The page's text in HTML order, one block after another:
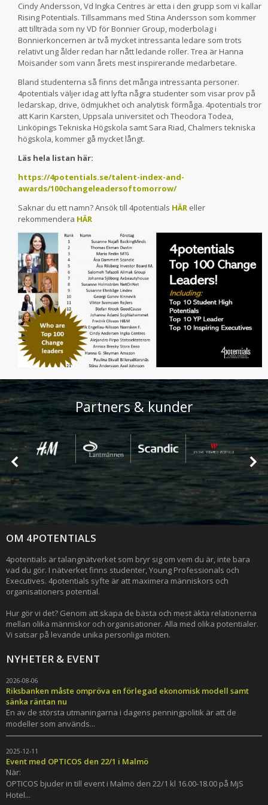
Cindy Andersson, Vd Ingka Centres är etta i den grupp som vi kallar
Rising Potentials. Tillsammans med Stina Andersson som kommer
att tillträda som ny VD för Bonnier Group, moderbolag i
Bonnierkoncernen är två mycket intressanta ledare som trots
relativt ung ålder redan har nått ledande roller. Trea är Hanna
Moisander som vann årets mest inspirerande medarbetare.
Bland studenterna så finns det många intressanta personer.
4potentials väljer idag att lyfta några studenter som visar prov på
ledarskap, drive, ödmjukhet och analytisk förmåga. 4potentials tror
att Karin Karsten, Uppsala universitet och Theodora Todea,
Linköpings Tekniska Högskola samt Sara Riad, Chalmers tekniska
högskola, kommer gå mycket långt.
Läs hela listan här:
https://4potentials.se/talent-index-and-
awards/100changeleadersoftomorrow/
Saknar du ett namn? Ansök till 4potentials HÄR eller
rekommendera HÄR
Partners & kunder
OM 4POTENTIALS
4potentials är talangnätverket som bryr sig om vem du är, inte bara
vad du gör. I nätverket finns studenter, Young Professionals och
Executives. 4potentials syfte är att maximera människors och
organisationers potential.
Hur gör vi det? Genom att skapa de bästa och mest äkta relationerna
mellan olika människor och organisationer. Alla med olika potentialer.
Vi satsar på levande unika personliga möten.
NYHETER & EVENT
2026-08-06
Riksbanken måste ompröva en förlegad ekonomisk modell samt
sänka räntan nu
En av de största utmaningarna i dagens penningpolitik är att de
modeller som används...
2025-12-11
Event med OPTICOS den 22/1 i Malmö
När:
OPTICOS bjuder in till event i Malmö den 22/1 kl 16.00-18.00 på MjS
Hotel...